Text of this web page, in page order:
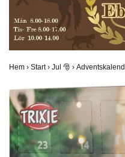
Hem › Start› Jul 🎅 ›